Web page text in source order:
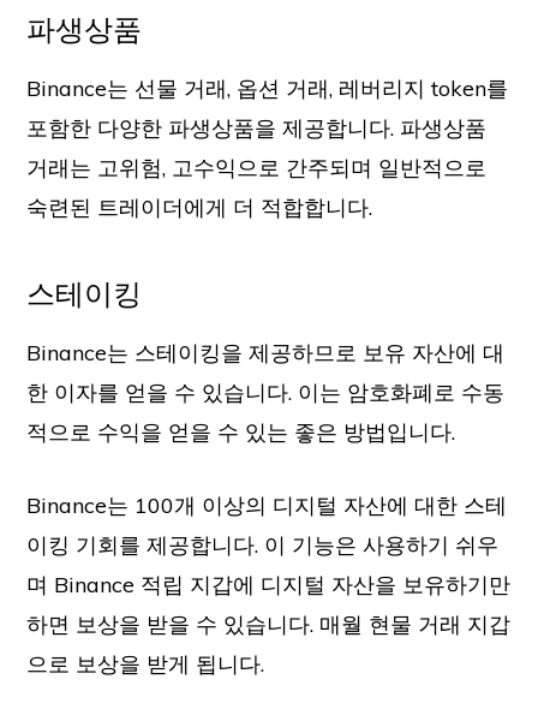
파생상품
Binance는 선물 거래, 옵션 거래, 레버리지 token를
포함한 다양한 파생상품을 제공합니다. 파생상품
거래는 고위험, 고수익으로 간주되며 일반적으로
숙련된 트레이더에게 더 적합합니다.
스테이킹
Binance는 스테이킹을 제공하므로 보유 자산에 대
한 이자를 얻을 수 있습니다. 이는 암호화폐로 수동
적으로 수익을 얻을 수 있는 좋은 방법입니다.
Binance는 100개 이상의 디지털 자산에 대한 스테
이킹 기회를 제공합니다. 이 기능은 사용하기 쉬우
며 Binance 적립 지갑에 디지털 자산을 보유하기만
하면 보상을 받을 수 있습니다. 매월 현물 거래 지갑
으로 보상을 받게 됩니다.